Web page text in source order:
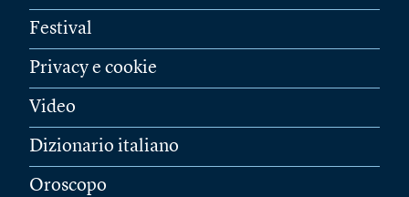
Festival
Privacy e cookie
Video
Dizionario italiano
Oroscopo